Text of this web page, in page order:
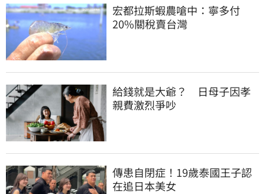
宏都拉斯蝦農嗆中：寧多付
20%關稅賣台灣
給錢就是大爺？　日母子因孝
親費激烈爭吵
傳患自閉症！19歲泰國王子認
在追日本美女